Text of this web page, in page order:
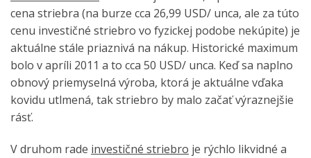
cena striebra (na burze cca 26,99 USD/ unca, ale za túto
cenu investičné striebro vo fyzickej podobe nekúpite) je
aktuálne stále priaznivá na nákup. Historické maximum
bolo v apríli 2011 a to cca 50 USD/ unca. Keď sa naplno
obnový priemyselná výroba, ktorá je aktuálne vďaka
kovidu utlmená, tak striebro by malo začať výraznejšie
rásť.
V druhom rade investičné striebro je rýchlo likvidné a